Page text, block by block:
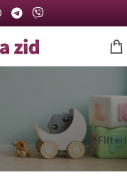
Prikazan jedan rezultat
Filteri